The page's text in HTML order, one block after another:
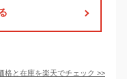
格と在庫を楽天でチェック >>